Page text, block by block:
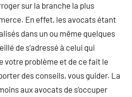
sur la branche la plus
En effet, les avocats étant
dans un ou même quelques
de s’adressé à celui qui
votre problème et de ce fait le
des conseils, vous guider. La
aux avocats de s’occuper